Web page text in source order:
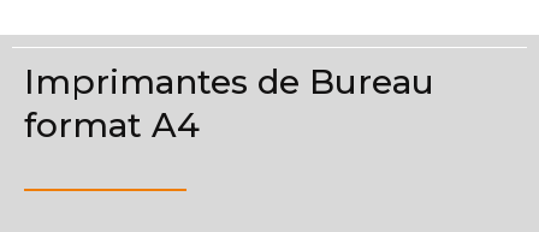
Imprimantes de Bureau
format A4